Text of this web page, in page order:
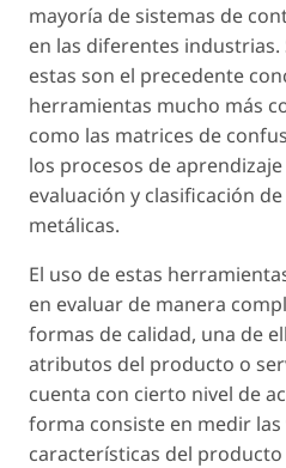
mayoría de sistemas de
en las diferentes
estas son el precedente
herramientas mucho más
como las matrices de
los procesos de
evaluación y clasificación
metálicas.
El uso de estas
en evaluar de manera
formas de calidad, una de
atributos del producto o
cuenta con cierto nivel de
forma consiste en medir las
características del